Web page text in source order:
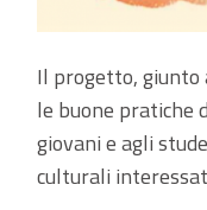
Il progetto, giunto
le buone pratiche
giovani e agli
culturali